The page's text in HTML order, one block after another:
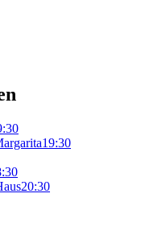
19:30
20:30